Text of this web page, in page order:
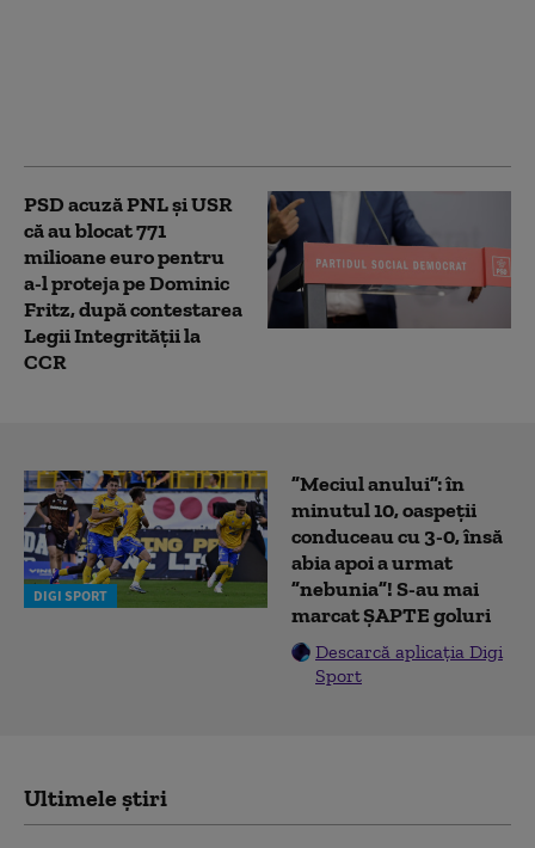
PSD acuză PNL şi USR
că au blocat 771
milioane euro pentru
a-l proteja pe Dominic
Fritz, după contestarea
Legii Integrității la
CCR
DIGI SPORT
”Meciul anului”: în
minutul 10, oaspeții
conduceau cu 3-0, însă
abia apoi a urmat
”nebunia”! S-au mai
marcat ȘAPTE goluri
Descarcă aplicația Digi
Sport
Ultimele știri